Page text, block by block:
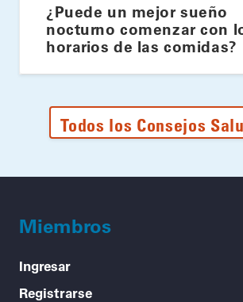
¿Puede un mejor sueño
nocturno comenzar con
horarios de las comidas?
Todos los Consejos
Miembros
Ingresar
Registrarse